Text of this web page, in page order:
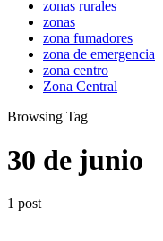
zonas rurales
zonas
zona fumadores
zona de emergencia
zona centro
Zona Central
Browsing Tag
30 de junio
1 post